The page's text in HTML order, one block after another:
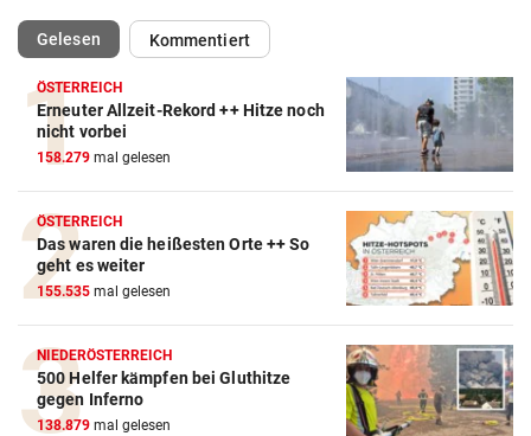
Gelesen(ausgewählt)Kommentiert
ÖSTERREICH
Erneuter Allzeit-Rekord ++ Hitze noch
nicht vorbei
158.279 mal gelesen
ÖSTERREICH
Das waren die heißesten Orte ++ So
geht es weiter
155.535 mal gelesen
NIEDERÖSTERREICH
500 Helfer kämpfen bei Gluthitze
gegen Inferno
138.879 mal gelesen